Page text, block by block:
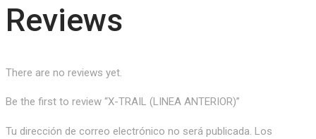
Reviews
There are no reviews yet.
Be the first to review “X-TRAIL (LINEA ANTERIOR)”
Tu dirección de correo electrónico no será publicada. Los